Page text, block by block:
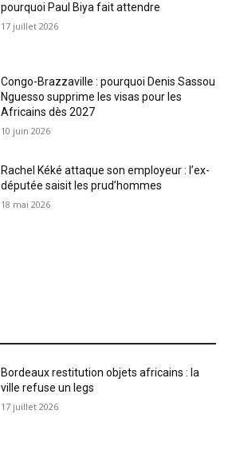
pourquoi Paul Biya fait attendre
17 juillet 2026
Congo-Brazzaville : pourquoi Denis Sassou
Nguesso supprime les visas pour les
Africains dès 2027
10 juin 2026
Rachel Kéké attaque son employeur : l’ex-
députée saisit les prud’hommes
18 mai 2026
Bordeaux restitution objets africains : la
ville refuse un legs
17 juillet 2026